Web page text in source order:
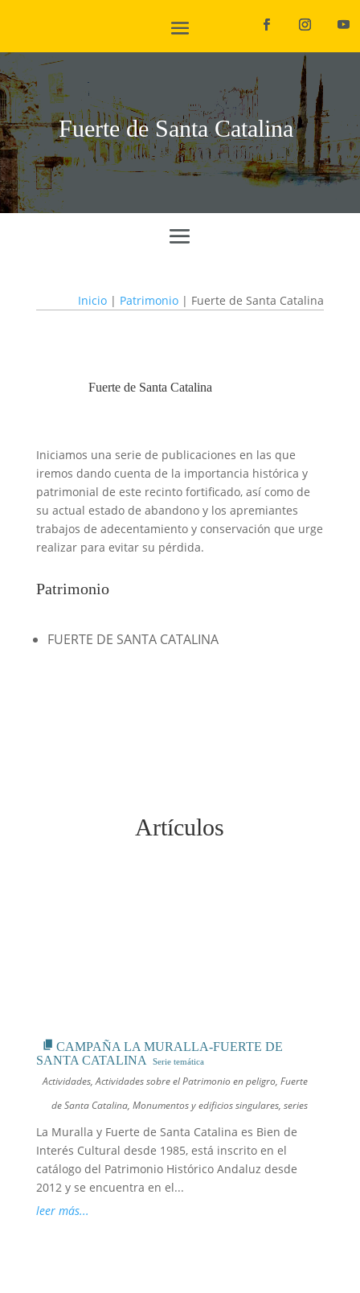
Fuerte de Santa Catalina
Inicio | Patrimonio | Fuerte de Santa Catalina
Fuerte de Santa Catalina
Iniciamos una serie de publicaciones en las que
iremos dando cuenta de la importancia histórica y
patrimonial de este recinto fortificado, así como de
su actual estado de abandono y los apremiantes
trabajos de adecentamiento y conservación que urge
realizar para evitar su pérdida.
Patrimonio
FUERTE DE SANTA CATALINA
Artículos
CAMPAÑA LA MURALLA-FUERTE DE
SANTA CATALINA
Actividades,Actividades sobre el Patrimonio en peligro,Fuerte
de Santa Catalina,Monumentos y edificios singulares,series
La Muralla y Fuerte de Santa Catalina es Bien de
Interés Cultural desde 1985, está inscrito en el
catálogo del Patrimonio Histórico Andaluz desde
2012 y se encuentra en el...
leer más...